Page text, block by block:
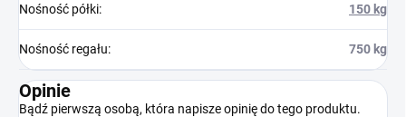
Nośność półki: 150 kg
Nośność regału: 750 kg
Opinie
Bądź pierwszą osobą, która napisze opinię do tego produktu.